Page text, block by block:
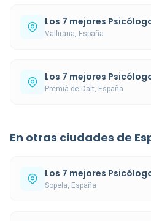
Los 7 mejores
Vallirana, España
Los 7 mejores
Premià de Dalt, España
En otras ciudades de
Los 7 mejores
Sopela, España